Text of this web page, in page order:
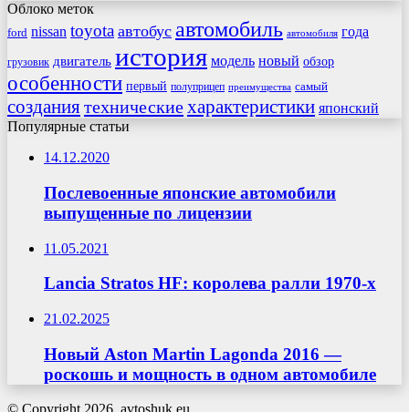
Облоко меток
ford nissan toyota автобус автомобиль автомобиля года
грузовик двигатель история модель новый обзор
особенности первый полуприцеп преимущества самый
созданиятехническиехарактеристики японский
Популярные статьи
14.12.2020
Послевоенные японские автомобили
выпущенные по лицензии
11.05.2021
Lancia Stratos HF: королева ралли 1970-х
21.02.2025
Новый Aston Martin Lagonda 2016 —
роскошь и мощность в одном автомобиле